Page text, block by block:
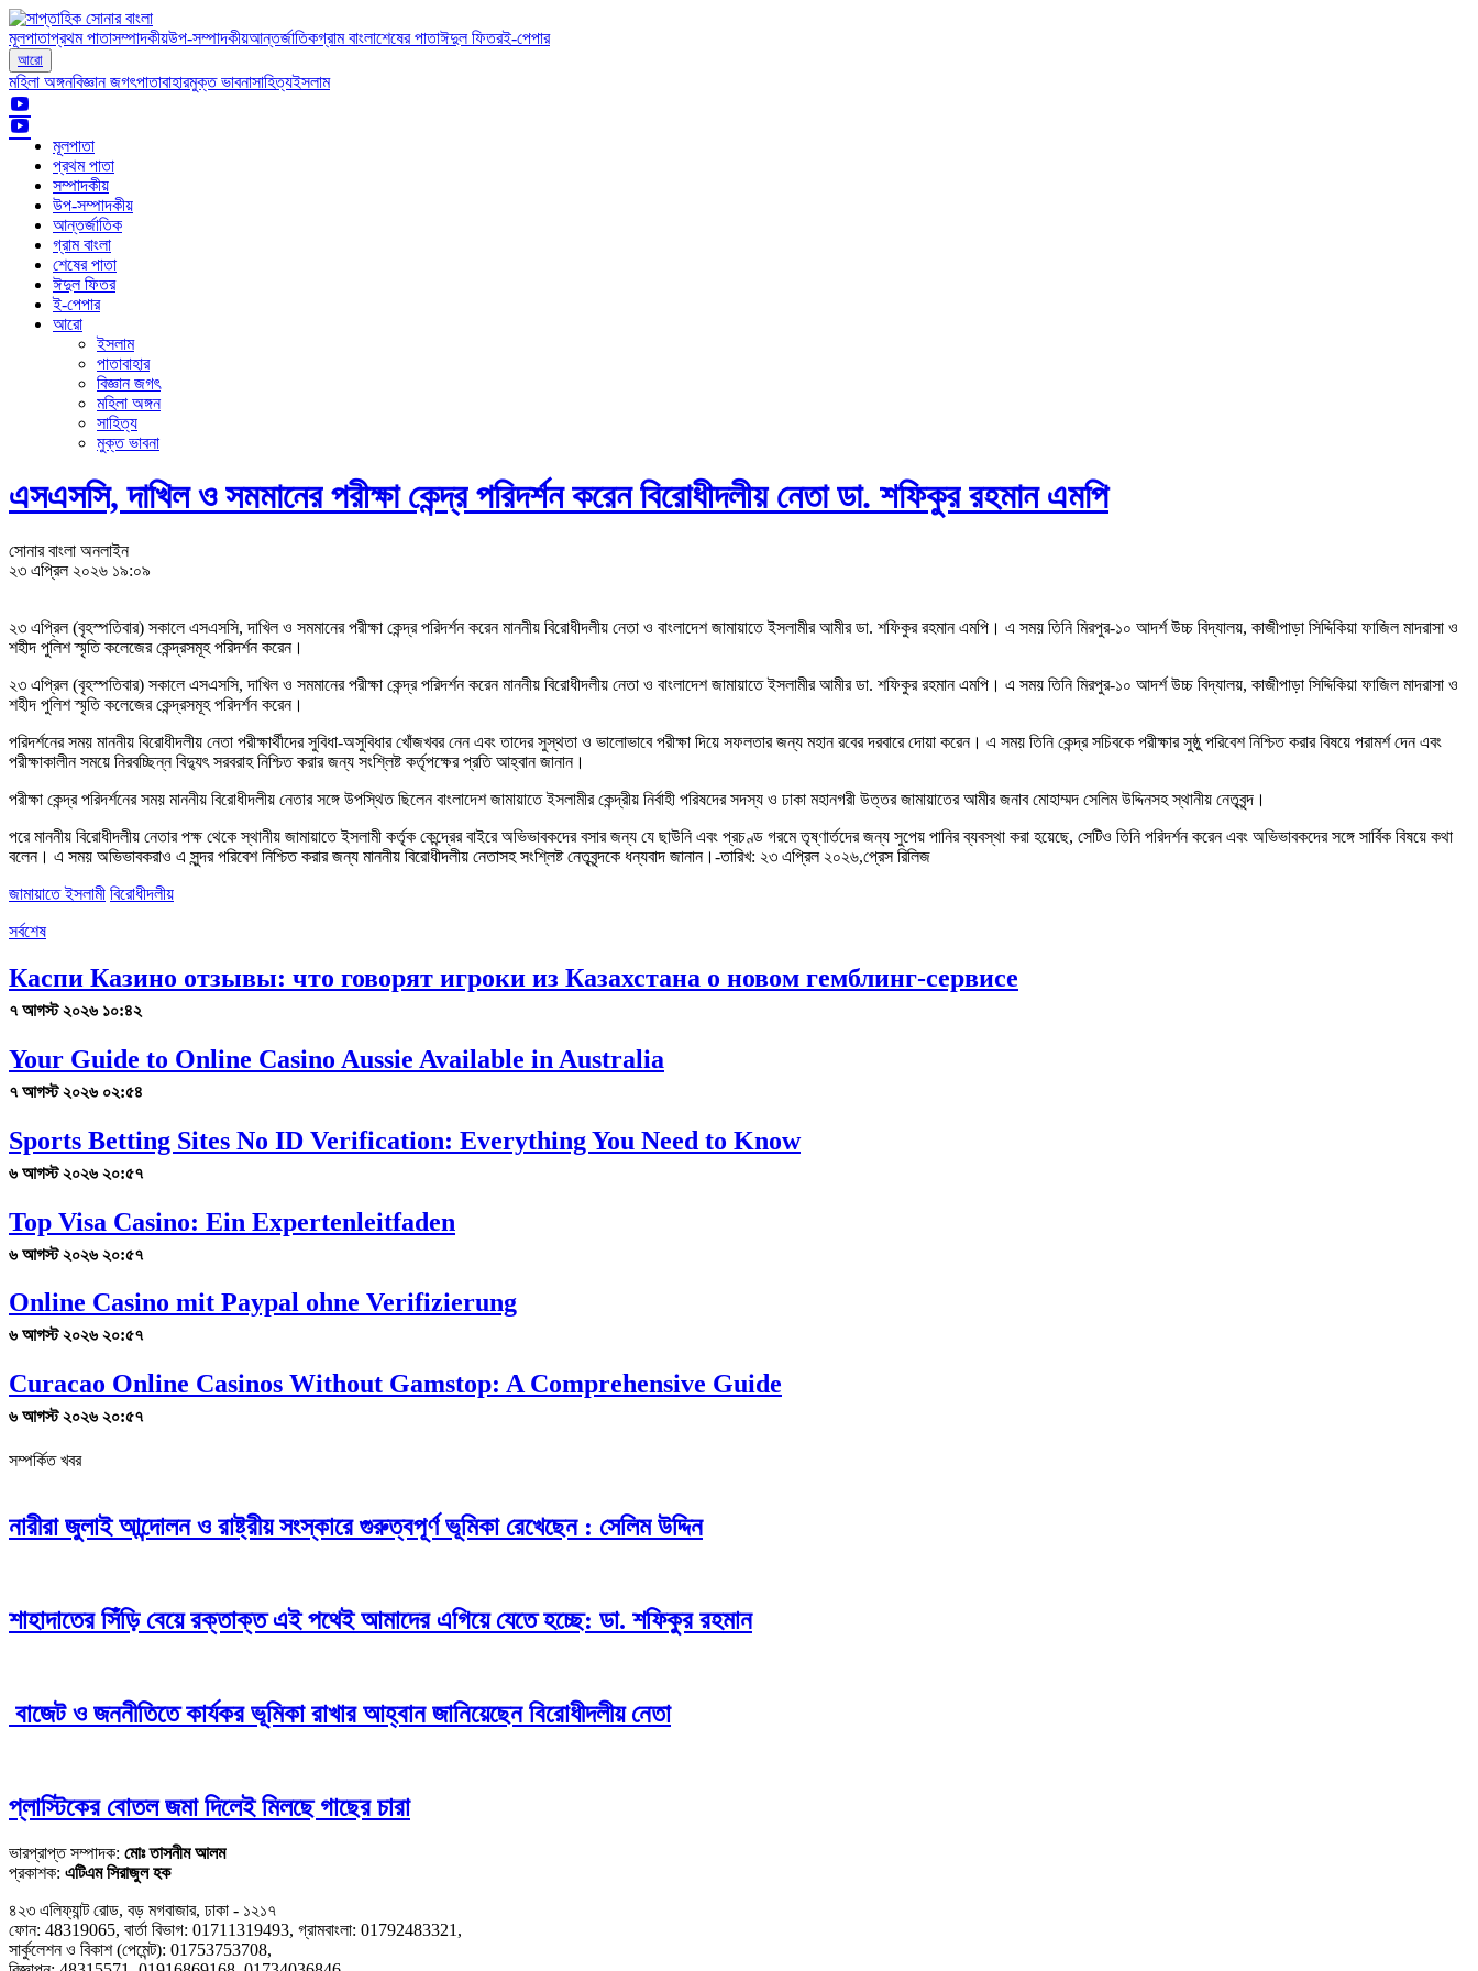
মূলপাতাপ্রথম পাতাসম্পাদকীয়উপ-সম্পাদকীয়আন্তর্জাতিকগ্রাম বাংলাশেষের পাতাঈদুল ফিতরই-পেপার
আরো
মহিলা অঙ্গনবিজ্ঞান জগৎপাতাবাহারমুক্ত ভাবনাসাহিত্যইসলাম
মূলপাতা
প্রথম পাতা
সম্পাদকীয়
উপ-সম্পাদকীয়
আন্তর্জাতিক
গ্রাম বাংলা
শেষের পাতা
ঈদুল ফিতর
ই-পেপার
আরো
ইসলাম
পাতাবাহার
বিজ্ঞান জগৎ
মহিলা অঙ্গন
সাহিত্য
মুক্ত ভাবনা
এসএসসি, দাখিল ও সমমানের পরীক্ষা কেন্দ্র পরিদর্শন করেন বিরোধীদলীয় নেতা ডা. শফিকুর রহমান এমপি
সোনার বাংলা অনলাইন
২৩ এপ্রিল ২০২৬ ১৯:০৯
২৩ এপ্রিল (বৃহস্পতিবার) সকালে এসএসসি, দাখিল ও সমমানের পরীক্ষা কেন্দ্র পরিদর্শন করেন মাননীয় বিরোধীদলীয় নেতা ও বাংলাদেশ জামায়াতে ইসলামীর আমীর ডা. শফিকুর রহমান এমপি। এ সময় তিনি মিরপুর-১০ আদর্শ উচ্চ বিদ্যালয়, কাজীপাড়া সিদ্দিকিয়া ফাজিল মাদরাসা ও
শহীদ পুলিশ স্মৃতি কলেজের কেন্দ্রসমূহ পরিদর্শন করেন।
২৩ এপ্রিল (বৃহস্পতিবার) সকালে এসএসসি, দাখিল ও সমমানের পরীক্ষা কেন্দ্র পরিদর্শন করেন মাননীয় বিরোধীদলীয় নেতা ও বাংলাদেশ জামায়াতে ইসলামীর আমীর ডা. শফিকুর রহমান এমপি। এ সময় তিনি মিরপুর-১০ আদর্শ উচ্চ বিদ্যালয়, কাজীপাড়া সিদ্দিকিয়া ফাজিল মাদরাসা ও
শহীদ পুলিশ স্মৃতি কলেজের কেন্দ্রসমূহ পরিদর্শন করেন।
পরিদর্শনের সময় মাননীয় বিরোধীদলীয় নেতা পরীক্ষার্থীদের সুবিধা-অসুবিধার খোঁজখবর নেন এবং তাদের সুস্থতা ও ভালোভাবে পরীক্ষা দিয়ে সফলতার জন্য মহান রবের দরবারে দোয়া করেন। এ সময় তিনি কেন্দ্র সচিবকে পরীক্ষার সুষ্ঠু পরিবেশ নিশ্চিত করার বিষয়ে পরামর্শ দেন এবং
পরীক্ষাকালীন সময়ে নিরবচ্ছিন্ন বিদ্যুৎ সরবরাহ নিশ্চিত করার জন্য সংশ্লিষ্ট কর্তৃপক্ষের প্রতি আহ্বান জানান।
পরীক্ষা কেন্দ্র পরিদর্শনের সময় মাননীয় বিরোধীদলীয় নেতার সঙ্গে উপস্থিত ছিলেন বাংলাদেশ জামায়াতে ইসলামীর কেন্দ্রীয় নির্বাহী পরিষদের সদস্য ও ঢাকা মহানগরী উত্তর জামায়াতের আমীর জনাব মোহাম্মদ সেলিম উদ্দিনসহ স্থানীয় নেতৃবৃন্দ।
পরে মাননীয় বিরোধীদলীয় নেতার পক্ষ থেকে স্থানীয় জামায়াতে ইসলামী কর্তৃক কেন্দ্রের বাইরে অভিভাবকদের বসার জন্য যে ছাউনি এবং প্রচণ্ড গরমে তৃষ্ণার্তদের জন্য সুপেয় পানির ব্যবস্থা করা হয়েছে, সেটিও তিনি পরিদর্শন করেন এবং অভিভাবকদের সঙ্গে সার্বিক বিষয়ে কথা
বলেন। এ সময় অভিভাবকরাও এ সুন্দর পরিবেশ নিশ্চিত করার জন্য মাননীয় বিরোধীদলীয় নেতাসহ সংশ্লিষ্ট নেতৃবৃন্দকে ধন্যবাদ জানান।-তারিখ: ২৩ এপ্রিল ২০২৬,প্রেস রিলিজ
জামায়াতে ইসলামী বিরোধীদলীয়
সর্বশেষ
Каспи Казино отзывы: что говорят игроки из Казахстана о новом гемблинг-сервисе
৭ আগস্ট ২০২৬ ১০:৪২
Your Guide to Online Casino Aussie Available in Australia
৭ আগস্ট ২০২৬ ০২:৫৪
Sports Betting Sites No ID Verification: Everything You Need to Know
৬ আগস্ট ২০২৬ ২০:৫৭
Top Visa Casino: Ein Expertenleitfaden
৬ আগস্ট ২০২৬ ২০:৫৭
Online Casino mit Paypal ohne Verifizierung
৬ আগস্ট ২০২৬ ২০:৫৭
Curacao Online Casinos Without Gamstop: A Comprehensive Guide
৬ আগস্ট ২০২৬ ২০:৫৭
সম্পর্কিত খবর
নারীরা জুলাই আন্দোলন ও রাষ্ট্রীয় সংস্কারে গুরুত্বপূর্ণ ভূমিকা রেখেছেন : সেলিম উদ্দিন
শাহাদাতের সিঁড়ি বেয়ে রক্তাক্ত এই পথেই আমাদের এগিয়ে যেতে হচ্ছে: ডা. শফিকুর রহমান
বাজেট ও জননীতিতে কার্যকর ভূমিকা রাখার আহ্বান জানিয়েছেন বিরোধীদলীয় নেতা
প্লাস্টিকের বোতল জমা দিলেই মিলছে গাছের চারা
ভারপ্রাপ্ত সম্পাদক: মোঃ তাসনীম আলম
প্রকাশক: এটিএম সিরাজুল হক
৪২৩ এলিফ্যান্ট রোড, বড় মগবাজার, ঢাকা - ১২১৭
ফোন: 48319065, বার্তা বিভাগ: 01711319493, গ্রামবাংলা: 01792483321,
সার্কুলেশন ও বিকাশ (পেমেন্ট): 01753753708,